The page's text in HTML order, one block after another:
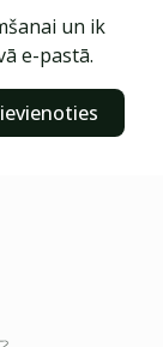
un ik
e-pastā.